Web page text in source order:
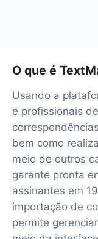
O que é
Usando a
e profissionais
bem como
meio de outros
garante pronta
assinantes em
importação de
permite